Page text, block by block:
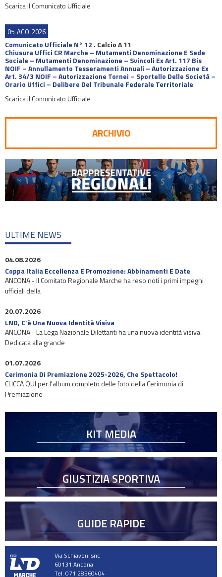
Scarica il Comunicato Ufficiale
05 AGO 2026
Comunicato Ufficiale N° 12 . Calcio A 11
Chiusura Uffici CR Marche – Mutamenti Denominazione E Sede
Sociale – Mutamenti Denominazione – Svincoli Ex Art. 117 Bis
NOIF – Annullamento Tesseramenti Annuali – Autorizzazione Ex
Art. 34/3 NOIF – Autorizzazione Tornei – Sportello Delle Società –
Orario Uffici – Delibere Del Tribunale Federale Territoriale
Scarica il Comunicato Ufficiale
ARCHIVIO
ULTIME NEWS
04.08.2026
Coppa Italia Eccellenza E Promozione: Abbinamenti E Date
ANCONA - Il Comitato Regionale Marche ha reso noti i primi impegni
ufficiali della
20.07.2026
LND, C’è Una Nuova Identità Visiva
ANCONA - La Lega Nazionale Dilettanti ha una nuova identità visiva.
Dedicata alla grande
01.07.2026
Cerimonia Di Premiazione 2025-2026, Che Spettacolo!
CLICCA QUI per l'album completo delle foto della Cerimonia di
Premiazione
KIT MEDIA
GIUSTIZIA SPORTIVA
GUIDE RAPIDE
Via Schiavoni snc
60131 Ancona
Tel. 071 28560404